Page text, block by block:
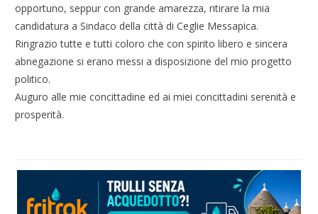
opportuno, seppur con grande amarezza, ritirare la mia
candidatura a Sindaco della città di Ceglie Messapica.
Ringrazio tutte e tutti coloro che con spirito libero e sincera
abnegazione si erano messi a disposizione del mio progetto
politico.
Auguro alle mie concittadine ed ai miei concittadini serenità e
prosperità.